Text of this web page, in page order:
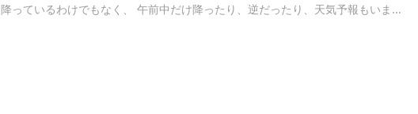
降っているわけでもなく、 午前中だけ降ったり、逆だったり、天気予報もいま...